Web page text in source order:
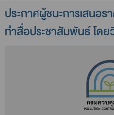
ประกาศผู้ชนะการเสนอร
ทำสื่อประชาสัมพันธ์ โดย